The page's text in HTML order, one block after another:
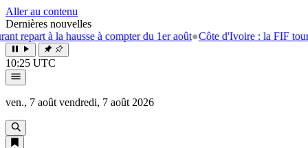
Aller au contenu
Dernières nouvelles
la hausse à compter du 1er août● Côte d'Ivoire : la FIF tourne la
10:25 UTC
ven., 7 août vendredi, 7 août 2026